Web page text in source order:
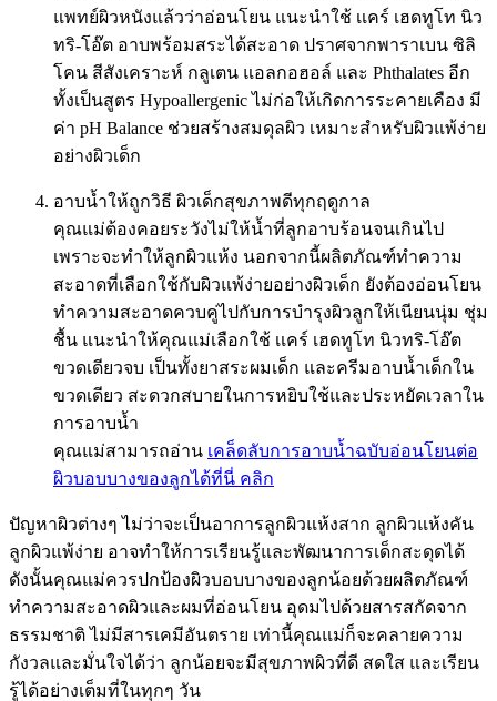
แพทย์ผิวหนังแล้วว่าอ่อนโยน แนะนำใช้ เเคร์ เฮดทูโท นิว
ทริ-โอ๊ต อาบพร้อมสระได้สะอาด ปราศจากพาราเบน ซิลิ
โคน สีสังเคราะห์ กลูเตน แอลกอฮอล์ และ Phthalates อีก
ทั้งเป็นสูตร Hypoallergenic ไม่ก่อให้เกิดการระคายเคือง มี
ค่า pH Balance ช่วยสร้างสมดุลผิว เหมาะสำหรับผิวแพ้ง่าย
อย่างผิวเด็ก
อาบน้ำให้ถูกวิธี ผิวเด็กสุขภาพดีทุกฤดูกาล
คุณแม่ต้องคอยระวังไม่ให้น้ำที่ลูกอาบร้อนจนเกินไป
เพราะจะทำให้ลูกผิวแห้ง นอกจากนี้ผลิตภัณฑ์ทำความ
สะอาดที่เลือกใช้กับผิวแพ้ง่ายอย่างผิวเด็ก ยังต้องอ่อนโยน
ทำความสะอาดควบคู่ไปกับการบำรุงผิวลูกให้เนียนนุ่ม ชุ่ม
ชื้น แนะนำให้คุณแม่เลือกใช้ เเคร์ เฮดทูโท นิวทริ-โอ๊ต
ขวดเดียวจบ เป็นทั้งยาสระผมเด็ก และครีมอาบน้ำเด็กใน
ขวดเดียว สะดวกสบายในการหยิบใช้และประหยัดเวลาใน
การอาบน้ำ
คุณแม่สามารถอ่าน เคล็ดลับการอาบน้ำฉบับอ่อนโยนต่อ
ผิวบอบบางของลูกได้ที่นี่ คลิก
ปัญหาผิวต่างๆ ไม่ว่าจะเป็นอาการลูกผิวแห้งสาก ลูกผิวแห้งคัน
ลูกผิวแพ้ง่าย อาจทำให้การเรียนรู้และพัฒนาการเด็กสะดุดได้
ดังนั้นคุณแม่ควรปกป้องผิวบอบบางของลูกน้อยด้วยผลิตภัณฑ์
ทำความสะอาดผิวและผมที่อ่อนโยน อุดมไปด้วยสารสกัดจาก
ธรรมชาติ ไม่มีสารเคมีอันตราย เท่านี้คุณแม่ก็จะคลายความ
กังวลและมั่นใจได้ว่า ลูกน้อยจะมีสุขภาพผิวที่ดี สดใส และเรียน
รู้ได้อย่างเต็มที่ในทุกๆ วัน